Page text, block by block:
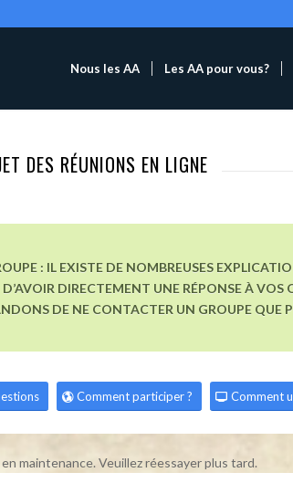
Nous les AA Les AA pour vous?
DES RÉUNIONS EN LIGNE
: IL EXISTE DE NOMBREUSES
DIRECTEMENT UNE RÉPONSE À VOS
DE NE CONTACTER UN GROUPE QUE
Comment participer ? Comment
maintenance. Veuillez réessayer plus tard.